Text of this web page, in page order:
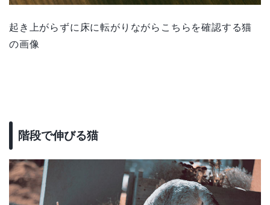
起き上がらずに床に転がりながらこちらを確認する猫
の画像
階段で伸びる猫